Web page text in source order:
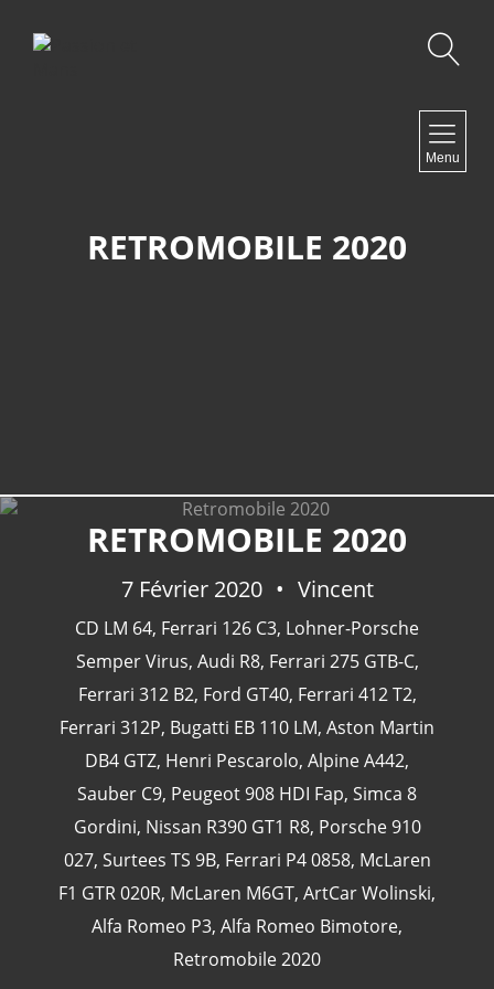
Menu
RETROMOBILE 2020
RETROMOBILE 2020
7 Février 2020 Vincent
CD LM 64, Ferrari 126 C3, Lohner-Porsche
Semper Virus, Audi R8, Ferrari 275 GTB-C,
Ferrari 312 B2, Ford GT40, Ferrari 412 T2,
Ferrari 312P, Bugatti EB 110 LM, Aston Martin
DB4 GTZ, Henri Pescarolo, Alpine A442,
Sauber C9, Peugeot 908 HDI Fap, Simca 8
Gordini, Nissan R390 GT1 R8, Porsche 910
027, Surtees TS 9B, Ferrari P4 0858, McLaren
F1 GTR 020R, McLaren M6GT, ArtCar Wolinski,
Alfa Romeo P3, Alfa Romeo Bimotore,
Retromobile 2020
CATÉGORIES
24 Heures Du Mans 1963
24 Heures Du Mans 1967
Artcar